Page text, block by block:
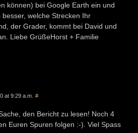
können) bei Google Earth ein und
welche Strecken Ihr
der Grader, kommt bei David und
Liebe GrüßeHorst + Familie
at 9:29 a.m. #
den Bericht zu lesen! Noch 4
Euren Spuren folgen :-). Viel Spass